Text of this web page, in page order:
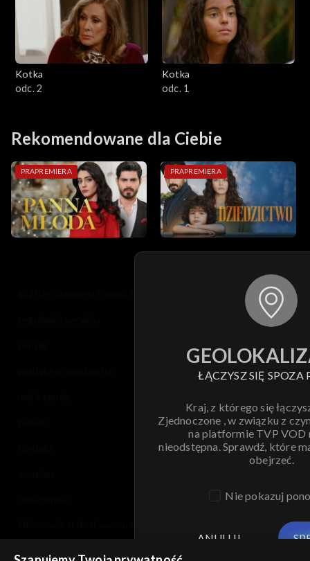
Kotka
odc. 2
Kotka
odc. 1
Rekomendowane dla Ciebie
PRAPREMIERA PRAPREMIERA
ŁĄCZYSZ SIĘ SPOZA
Kraj, z którego się
Zjednoczone , w związku z
na platformie TVP VOD
nieodstępna. Sprawdź, które
obejrzeć.
Nie pokazuj
ANULUJ